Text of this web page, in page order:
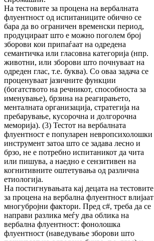
На тестовите за процена на вербалната
флуентност од испитаниците обично се
бара да во ограничен временски период,
продуцираат што е можно поголем број
зборови кои припаѓаат на одредена
семантичка или гласовна категорија (нпр.
животни, или зборови штo почнуваат на
одреден глас, т.е. буква). Со оваа задача се
проценуваат јазичните функции
(богатството на речникот, способноста за
именување), брзина на реагирањето,
менталната организација, стратегија на
пребарување, кусoрочна и долгорочна
меморија). (3) Тестот на вербалната
флуентност е популарен невропсихолошки
инструмент затоа што се задава лесно и
брзо, не е потребно испитаникот да чита
или пишува, а нaедно е сензитивен на
когнитивните оштетувања од различна
етиологија.
На постигнувањата кај децата на тестовите
за процена на вербална флуентност влијаат
многубројни фактори. Пред с#, треба да се
направи разлика меѓу два облика на
вербална флуентност: фонолошка
флуентност (наведување зборови што